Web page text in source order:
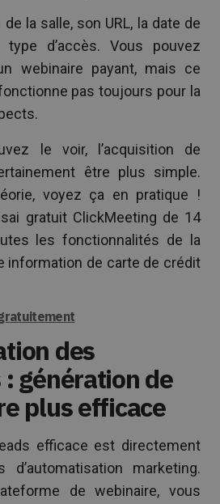
la salle, son URL, la date de
type d’accès. Vous pouvez
webinaire payant, mais ce
pas toujours pour la
le voir, l’acquisition de
être plus simple.
voyez ça en pratique !
gratuit ClickMeeting de 14
les fonctionnalités de la
information de carte de crédit
des
génération de
plus efficace
efficace est directement
marketing.
de webinaire, vous